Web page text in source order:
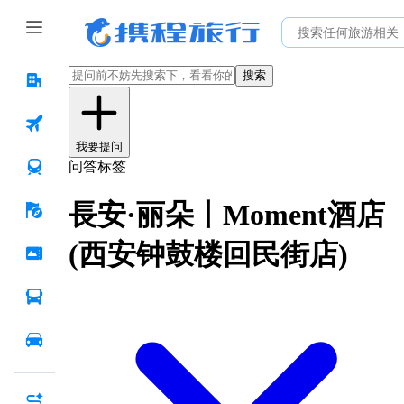
搜索
我要提问
问答标签
長安·丽朵丨Moment酒店
(西安钟鼓楼回民街店)